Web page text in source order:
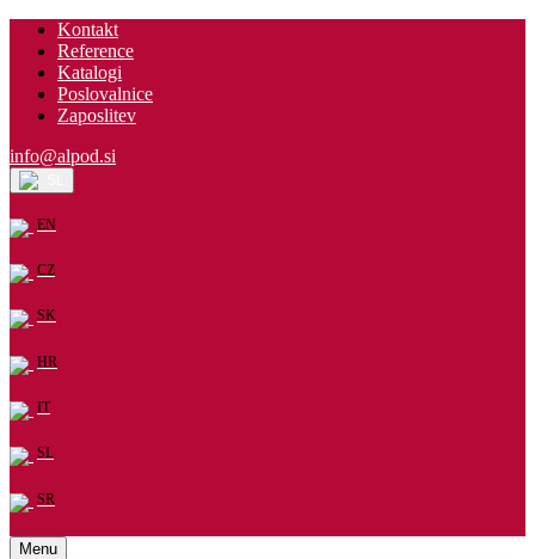
Kontakt
Reference
Katalogi
Poslovalnice
Zaposlitev
info@alpod.si
EN
CZ
SK
HR
IT
SL
SR
Menu